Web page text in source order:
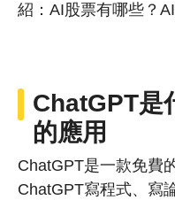
紹：AI股票有哪些？
ChatGPT是
的應用
ChatGPT是一款免費
ChatGPT寫程式、寫